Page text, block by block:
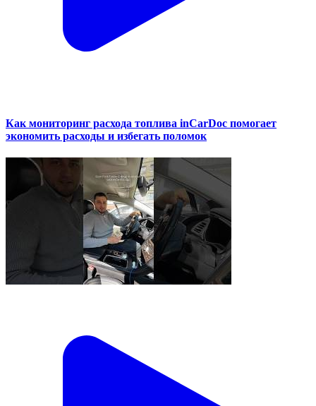
Как мониторинг расхода топлива inCarDoc помогает
экономить расходы и избегать поломок